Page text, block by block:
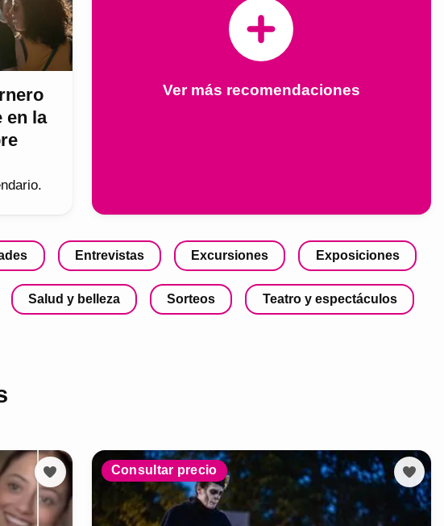
en la
Ver más recomendaciones
Entrevistas Excursiones Exposiciones
Salud y belleza Sorteos Teatro y espectáculos
Consultar precio